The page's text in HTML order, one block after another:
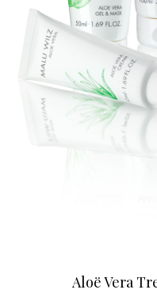
Aloë Vera